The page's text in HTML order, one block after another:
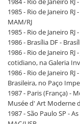
1985 - Rio de Janeiro
MAM/RJ
1985 - Rio de Janeiro
1986 - Brasília DF -
1986 - Rio de Janeiro
cotidiano, na Galeria
1986 - Rio de Janeiro
Brasileira, no Paço
1987 - Paris (França) -
Musée d' Art Moderne
1987 - São Paulo SP -